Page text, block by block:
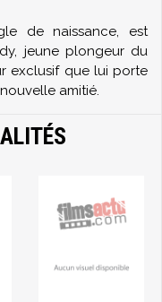
de naissance, est
jeune plongeur du
exclusif que lui porte
amitié.